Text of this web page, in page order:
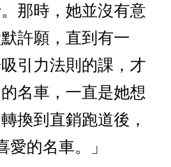
那時，她並沒有意
許願，直到有一
引力法則的課，才
名車，一直是她想
換到直銷跑道後，
的名車。」